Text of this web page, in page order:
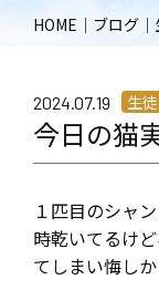
HOME ｜ ブログ ｜
2024.07.19 生
今日の猫
１匹目のシャ
時乾いてるけ
てしまい悔し